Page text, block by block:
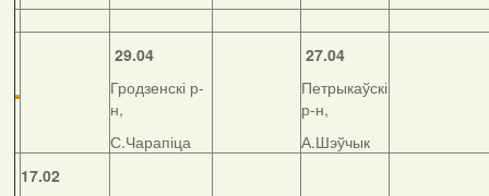
29.04
Гродзенскі р-
н,
С.Чарапіца
27.04
Петрыкаўскі
р-н,
А.Шэўчык
17.02